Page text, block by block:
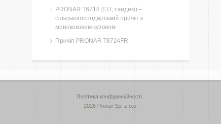
PRONAR T6718 (EU, тандем) –
сільськогосподарський причіп з
монококовим кузовом
Причіп PRONAR T8724FR
Політика конфіденційності
2026 Pronar Sp. z o.o.